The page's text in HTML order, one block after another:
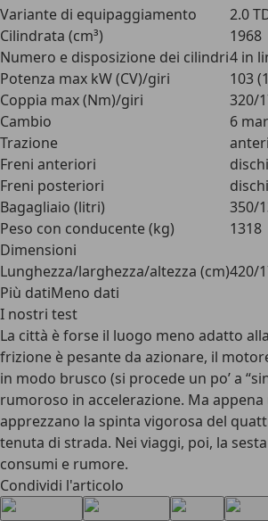
Variante di equipaggiamento
2.0
Cilindrata (cm³)
1968
Numero e disposizione dei cilindri4 in
Potenza max kW (CV)/giri
103
Coppia max (Nm)/giri
320/
Cambio
6
Trazione
Freni anteriori
Freni posteriori
dischi
Bagagliaio (litri)
350/
Peso con conducente (kg)
1318
Dimensioni
Lunghezza/larghezza/altezza (cm)420/
Più datiMeno dati
I nostri test
La città è forse il luogo meno adatto
frizione è pesante da azionare, il
in modo brusco (si procede un po’ a
rumoroso in accelerazione. Ma
apprezzano la spinta vigorosa del
tenuta di strada. Nei viaggi, poi, la
consumi e rumore.
Condividi l'articolo